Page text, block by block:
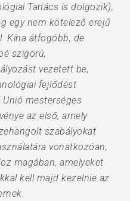
Tanács is dolgozik),
egy nem kötelező erejű
Kína átfogóbb, de
szigorú,
vezetett be,
fejlődést
mesterséges
az első, amely
szabályokat
vonatkozóan,
magában, amelyeket
kell majd kezelnie az